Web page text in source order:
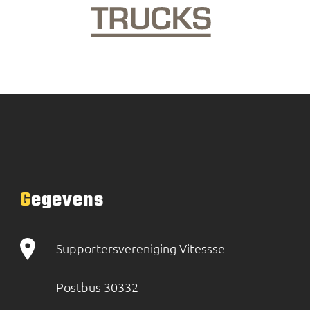
Gegevens
Supportersvereniging Vitessse
Postbus 30332